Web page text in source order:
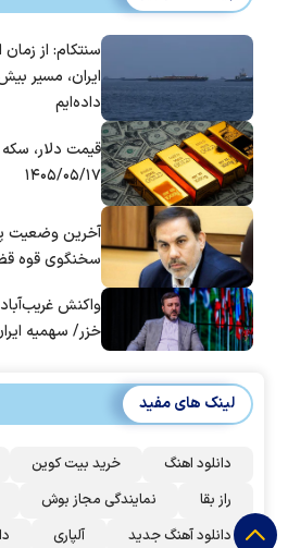
سنتکام: از
داده‌ایم
قیمت دلار، سکه
۱۴۰۵/۰۵/۱۷
آخرین وضعیت
سخنگوی قوه
واکنش
خزر/ سهمیه
لینک های مفید
دانلود اهنگ خرید بیت کوین
راز بقا
نمایندگی مجاز بوش
دانلود آهنگ جدید
آلپاری